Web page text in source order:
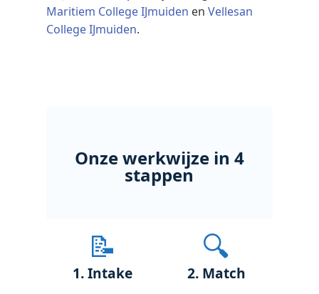
Maritiem College IJmuiden en Vellesan
College IJmuiden.
Onze werkwijze in 4
stappen
📝
1. Intake
🔍
2. Match